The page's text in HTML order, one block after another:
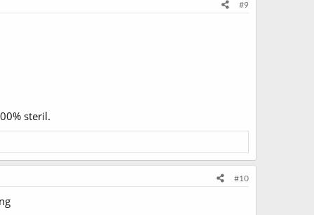
#9
steril.
#10